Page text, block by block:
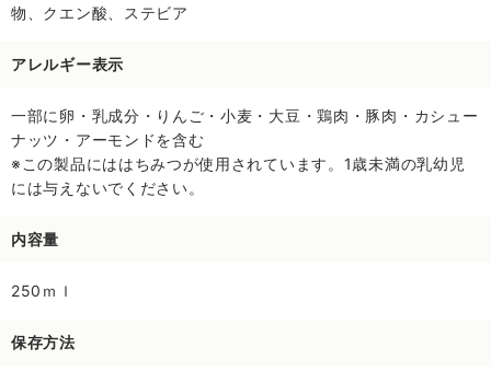
物、クエン酸、ステビア
アレルギー表示
一部に卵・乳成分・りんご・小麦・大豆・鶏肉・豚肉・カシュー
ナッツ・アーモンドを含む
※この製品にははちみつが使用されています。1歳未満の乳幼児
には与えないでください。
内容量
250ｍｌ
保存方法